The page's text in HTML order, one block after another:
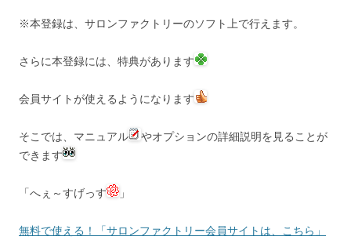
※本登録は、サロンファクトリーのソフト上で行えます。
さらに本登録には、特典があります
会員サイトが使えるようになります
そこでは、マニュアル
やオプションの詳細説明を見ることが
できます
「へぇ～すげっす 」
無料で使える！「サロンファクトリー会員サイトは、こちら」